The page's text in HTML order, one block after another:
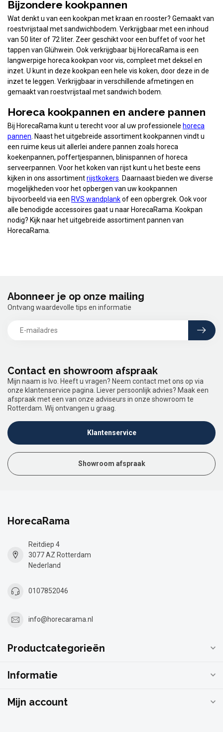
Bijzondere kookpannen
Wat denkt u van een kookpan met kraan en rooster? Gemaakt van
roestvrijstaal met sandwichbodem. Verkrijgbaar met een inhoud
van 50 liter of 72 liter. Zeer geschikt voor een buffet of voor het
tappen van Glühwein. Ook verkrijgbaar bij HorecaRama is een
langwerpige horeca kookpan voor vis, compleet met deksel en
inzet. U kunt in deze kookpan een hele vis koken, door deze in de
inzet te leggen. Verkrijgbaar in verschillende afmetingen en
gemaakt van roestvrijstaal met sandwich bodem.
Horeca kookpannen en andere pannen
Bij HorecaRama kunt u terecht voor al uw professionele horeca
pannen . Naast het uitgebreide assortiment kookpannen vindt u
een ruime keus uit allerlei andere pannen zoals horeca
koekenpannen, poffertjespannen, blinispannen of horeca
serveerpannen. Voor het koken van rijst kunt u het beste eens
kijken in ons assortimentrijstkokers . Daarnaast bieden we diverse
mogelijkheden voor het opbergen van uw kookpannen
bijvoorbeeld via een RVS wandplankof een opbergrek. Ook voor
alle benodigde accessoires gaat u naar HorecaRama. Kookpan
nodig? Kijk naar het uitgebreide assortiment pannen van
HorecaRama.
Contact en showroom afspraak
Mijn naam is Ivo. Heeft u vragen? Neem contact met ons op via
onze klantenservice pagina. Liever persoonlijk advies? Maak een
afspraak met een van onze adviseurs in onze showroom te
Rotterdam. Wij ontvangen u graag.
Klantenservice
Showroom afspraak
Abonneer je op onze mailing
Ontvang waardevolle tips en informatie
HorecaRama
Reitdiep 4
3077 AZ Rotterdam
Nederland
0107852046
info@horecarama.nl
Productcategorieën
Informatie
Mijn account